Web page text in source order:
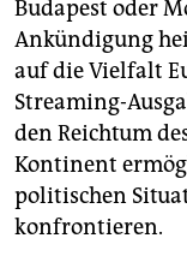
Budapest oder
Ankündigung
auf die Vielfalt
Streaming-
den Reichtum
Kontinent
politischen
konfrontieren.